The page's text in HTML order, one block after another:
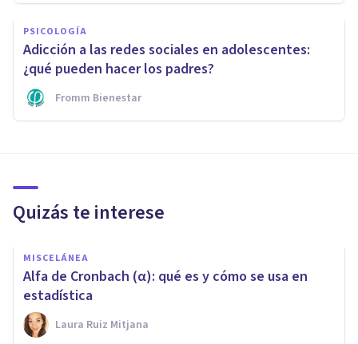
PSICOLOGÍA
Adicción a las redes sociales en adolescentes:
¿qué pueden hacer los padres?
Fromm Bienestar
Quizás te interese
MISCELÁNEA
Alfa de Cronbach (α): qué es y cómo se usa en
estadística
Laura Ruiz Mitjana